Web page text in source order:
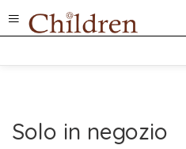
Solo in negozio